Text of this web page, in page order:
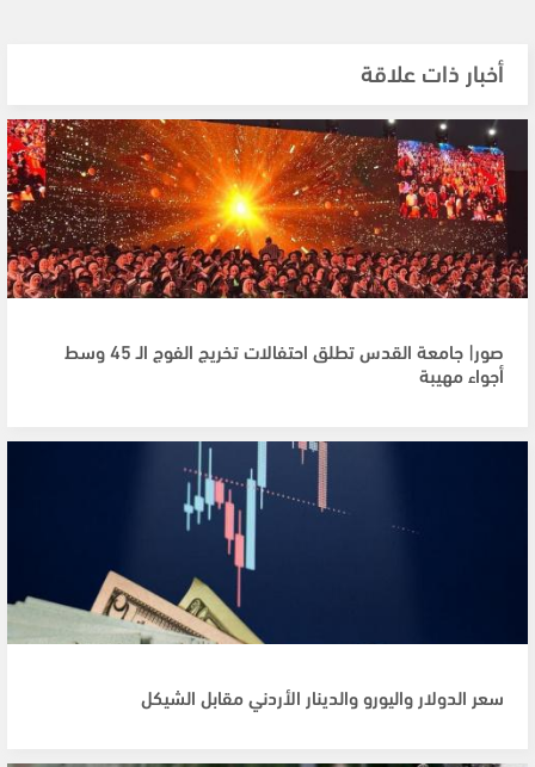
أخبار ذات علاقة
صور| جامعة القدس تطلق احتفالات تخريج الفوج الـ 45 وسط
أجواء مهيبة
سعر الدولار واليورو والدينار الأردني مقابل الشيكل